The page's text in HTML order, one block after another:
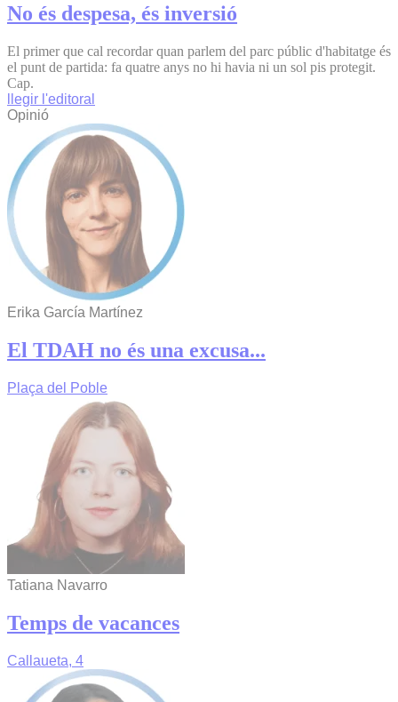
No és despesa, és inversió
El primer que cal recordar quan parlem del parc públic d'habitatge és
el punt de partida: fa quatre anys no hi havia ni un sol pis protegit.
Cap.
llegir l'editoral
Opinió
Erika García Martínez
El TDAH no és una excusa...
Plaça del Poble
Tatiana Navarro
Temps de vacances
Callaueta, 4